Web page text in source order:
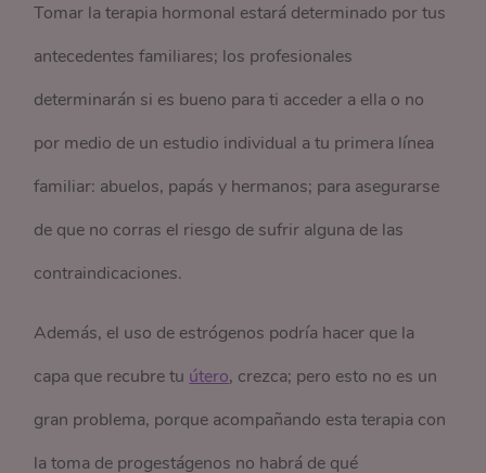
Tomar la terapia hormonal estará determinado por tus
antecedentes familiares; los profesionales
determinarán si es bueno para ti acceder a ella o no
por medio de un estudio individual a tu primera línea
familiar: abuelos, papás y hermanos; para asegurarse
de que no corras el riesgo de sufrir alguna de las
contraindicaciones.
Además, el uso de estrógenos podría hacer que la
capa que recubre tuútero, crezca; pero esto no es un
gran problema, porque acompañando esta terapia con
la toma de progestágenos no habrá de qué